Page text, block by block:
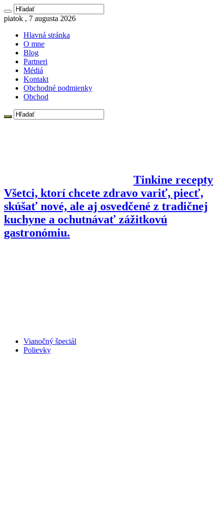
piatok , 7 augusta 2026
Hlavná stránka
O mne
Blog
Partneri
Médiá
Kontakt
Obchodné podmienky
Obchod
Tinkine recepty
Všetci, ktorí chcete zdravo variť, piecť,
skúšať nové, ale aj osvedčené z tradičnej
kuchyne a ochutnávať zážitkovú
gastronómiu.
Vianočný špeciál
Polievky